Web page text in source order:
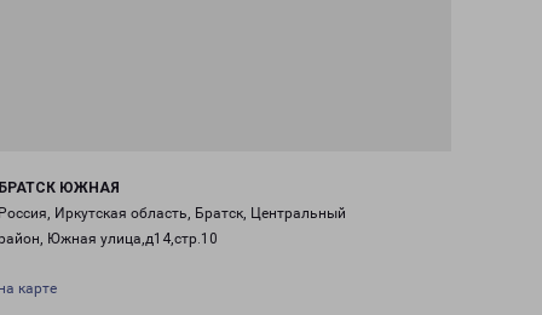
ЮЖНАЯ
Иркутская область, Братск, Центральный
Южная улица,д14,стр.10
карте